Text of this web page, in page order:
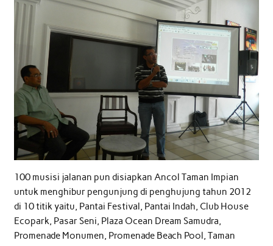
100 musisi jalanan pun disiapkan Ancol Taman Impian
untuk menghibur pengunjung di penghujung tahun 2012
di 10 titik yaitu, Pantai Festival, Pantai Indah, Club House
Ecopark, Pasar Seni, Plaza Ocean Dream Samudra,
Promenade Monumen, Promenade Beach Pool, Taman